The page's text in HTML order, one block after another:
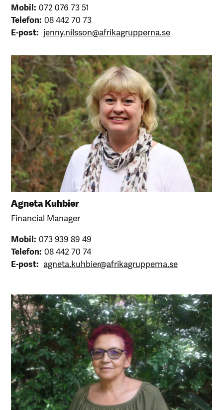
Mobil: 072 076 73 51
Telefon: 08 442 70 73
E-post: jenny.nilsson@afrikagrupperna.se
Agneta Kuhbier
Financial Manager
Mobil: 073 939 89 49
Telefon: 08 442 70 74
E-post: agneta.kuhbier@afrikagrupperna.se